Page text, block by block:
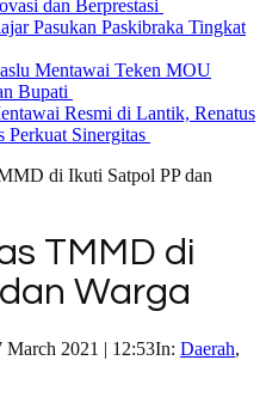
dan Berprestasi
Pasukan Paskibraka Tingkat
Mentawai Teken MOU
Bupati
Resmi di Lantik, Renatus
Perkuat Sinergitas
di Ikuti Satpol PP dan
TMMD di
Warga
March 2021 | 12:53In: Daerah,